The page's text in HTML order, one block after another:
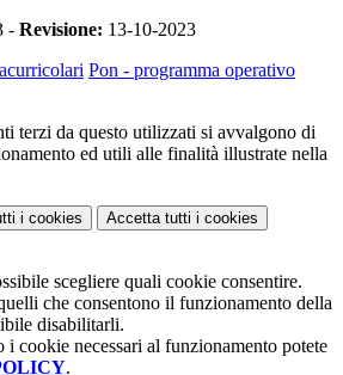
- Revisione: 13-10-2023
Pon - programma operativo
terzi da questo utilizzati si avvalgono di
ed utili alle finalità illustrate nella
i cookies Accetta tutti i cookies
scegliere quali cookie consentire.
che consentono il funzionamento della
disabilitarli.
i cookie necessari al funzionamento potete
.